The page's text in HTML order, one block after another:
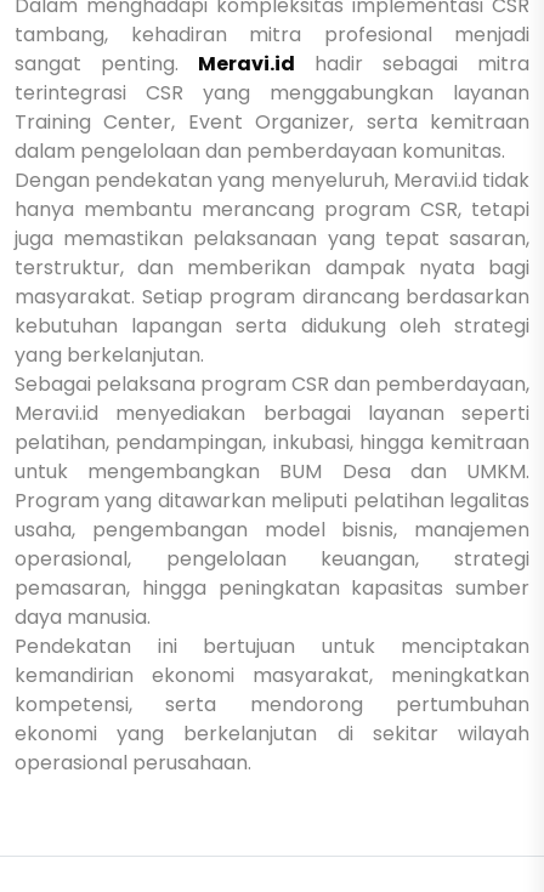
Dalam menghadapi kompleksitas implementasi CSR
tambang, kehadiran mitra profesional menjadi
sangat penting. Meravi.id hadir sebagai mitra
terintegrasi CSR yang menggabungkan layanan
Training Center, Event Organizer, serta kemitraan
dalam pengelolaan dan pemberdayaan komunitas.
Dengan pendekatan yang menyeluruh, Meravi.id tidak
hanya membantu merancang program CSR, tetapi
juga memastikan pelaksanaan yang tepat sasaran,
terstruktur, dan memberikan dampak nyata bagi
masyarakat. Setiap program dirancang berdasarkan
kebutuhan lapangan serta didukung oleh strategi
yang berkelanjutan.
Sebagai pelaksana program CSR dan pemberdayaan,
Meravi.id menyediakan berbagai layanan seperti
pelatihan, pendampingan, inkubasi, hingga kemitraan
untuk mengembangkan BUM Desa dan UMKM.
Program yang ditawarkan meliputi pelatihan legalitas
usaha, pengembangan model bisnis, manajemen
operasional, pengelolaan keuangan, strategi
pemasaran, hingga peningkatan kapasitas sumber
daya manusia.
Pendekatan ini bertujuan untuk menciptakan
kemandirian ekonomi masyarakat, meningkatkan
kompetensi, serta mendorong pertumbuhan
ekonomi yang berkelanjutan di sekitar wilayah
operasional perusahaan.